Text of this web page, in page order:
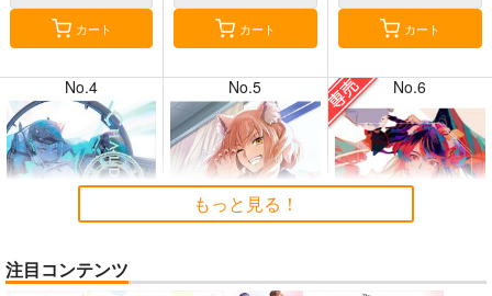
7月31日掲載
7月30日掲載 7月30日掲載
カート カート カート
No.4 No.5 No.6
もっと見る！
注目コンテンツ